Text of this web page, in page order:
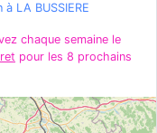
LA BUSSIERE
chaque semaine le
pour les 8 prochains